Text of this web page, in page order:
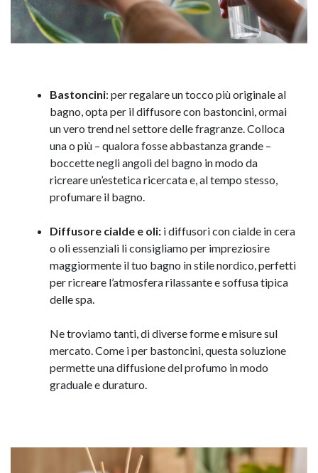
Bastoncini: per regalare un tocco più originale al
bagno, opta per il diffusore con bastoncini, ormai
un vero trend nel settore delle fragranze. Colloca
una o più – qualora fosse abbastanza grande –
boccette negli angoli del bagno in modo da
ricreare un’estetica ricercata e, al tempo stesso,
profumare il bagno.
Diffusore cialde e oli: i diffusori con cialde in cera
o oli essenziali li consigliamo per impreziosire
maggiormente il tuo bagno in stile nordico, perfetti
per ricreare l’atmosfera rilassante e soffusa tipica
delle spa.
Ne troviamo tanti, di diverse forme e misure sul
mercato. Come i per bastoncini, questa soluzione
permette una diffusione del profumo in modo
graduale e duraturo.